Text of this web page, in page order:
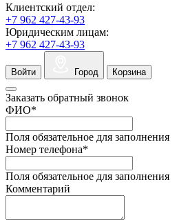
Клиентский отдел:
+7 962 427-43-93
Юридическим лицам:
+7 962 427-43-93
Войти Город Корзина
Заказать обратный звонок
ФИО*
Поля обязательное для заполнения
Номер телефона*
Поля обязательное для заполнения
Комментарий